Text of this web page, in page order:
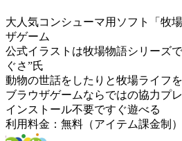
大人気コンシューマ用ソフト「牧
ザゲーム
公式イラストは牧場物語シリーズ
ぐさ”氏
動物の世話をしたりと牧場ライフ
ブラウザゲームならではの協力プ
インストール不要ですぐ遊べる
利用料金：無料（アイテム課金制）